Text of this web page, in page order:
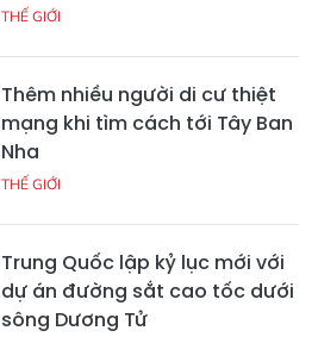
THẾ GIỚI
Thêm nhiều người di cư thiệt
mạng khi tìm cách tới Tây Ban
Nha
THẾ GIỚI
Trung Quốc lập kỷ lục mới với
dự án đường sắt cao tốc dưới
sông Dương Tử